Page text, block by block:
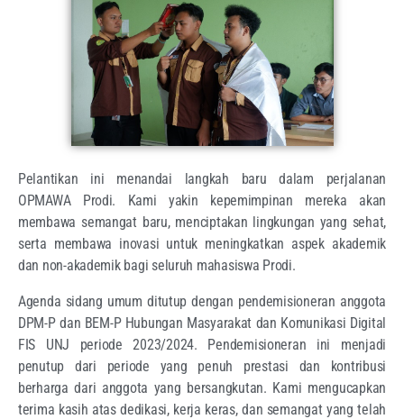
Pelantikan ini menandai langkah baru dalam perjalanan
OPMAWA Prodi. Kami yakin kepemimpinan mereka akan
membawa semangat baru, menciptakan lingkungan yang sehat,
serta membawa inovasi untuk meningkatkan aspek akademik
dan non-akademik bagi seluruh mahasiswa Prodi.
Agenda sidang umum ditutup dengan pendemisioneran anggota
DPM-P dan BEM-P Hubungan Masyarakat dan Komunikasi Digital
FIS UNJ periode 2023/2024. Pendemisioneran ini menjadi
penutup dari periode yang penuh prestasi dan kontribusi
berharga dari anggota yang bersangkutan. Kami mengucapkan
terima kasih atas dedikasi, kerja keras, dan semangat yang telah